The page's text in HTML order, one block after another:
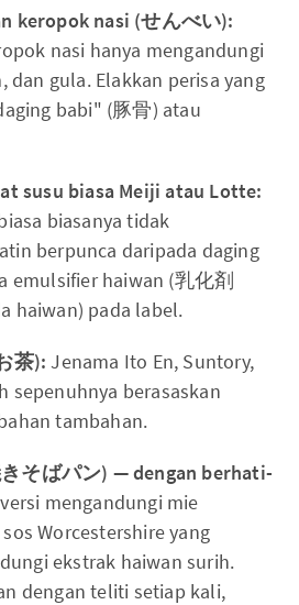
keropok nasi (せんべい):
nasi hanya mengandungi
dan gula. Elakkan perisa yang
babi" (豚骨) atau
susu biasa Meiji atau Lotte:
biasanya tidak
berpunca daripada daging
emulsifier haiwan (乳化剤
haiwan) pada label.
茶): Jenama Ito En, Suntory,
sepenuhnya berasaskan
tambahan.
そばパン) — dengan berhati-
mengandungi mie
Worcestershire yang
ekstrak haiwan surih.
dengan teliti setiap kali,